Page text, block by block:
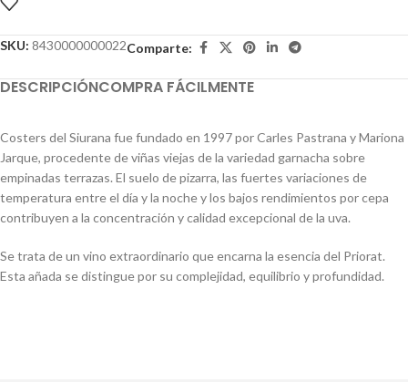
SKU: 8430000000022Comparte:
DESCRIPCIÓNCOMPRA FÁCILMENTE
Costers del Siurana fue fundado en 1997 por Carles Pastrana y Mariona
Jarque, procedente de viñas viejas de la variedad garnacha sobre
empinadas terrazas. El suelo de pizarra, las fuertes variaciones de
temperatura entre el día y la noche y los bajos rendimientos por cepa
contribuyen a la concentración y calidad excepcional de la uva.
Se trata de un vino extraordinario que encarna la esencia del Priorat.
Esta añada se distingue por su complejidad, equilibrio y profundidad.